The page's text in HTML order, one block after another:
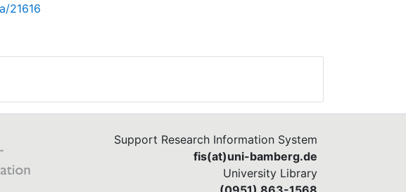
21616
Support Research Information System
fis(at)uni-bamberg.de
University Library